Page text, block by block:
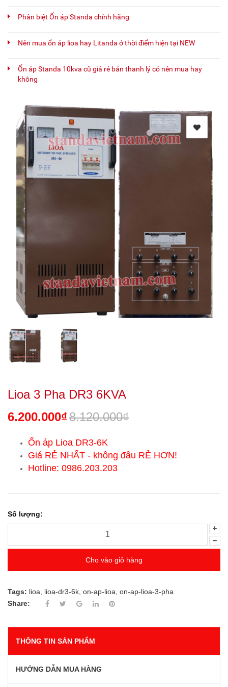
Phân biệt Ổn áp Standa chính hãng
Nên mua ổn áp lioa hay Litanda ở thời điểm hiện tại NEW
Ổn áp Standa 10kva cũ giá rẻ bán thanh lý có nên mua hay
không
Lioa 3 Pha DR3 6KVA
6.200.000₫8.120.000₫
Ổn áp Lioa DR3-6K
Giá RẺ NHẤT - không đâu RẺ HƠN!
Hotline: 0986.203.203
Số lượng:
Cho vào giỏ hàng
Tags: lioa lioa-dr3-6k on-ap-lioa on-ap-lioa-3-pha
Share:
THÔNG TIN SẢN PHẨM
HƯỚNG DẪN MUA HÀNG